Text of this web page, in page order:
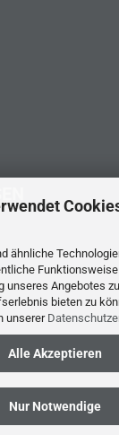
ähnliche
unseres Angebotes
bieten zu
unserer
Alle Akzeptieren
Nur Notwendige